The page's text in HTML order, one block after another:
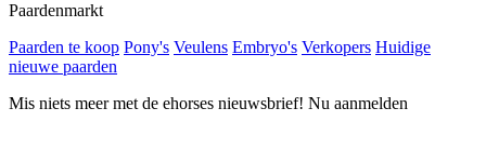
Paardenmarkt
Paarden te koop Pony's Veulens Embryo's Verkopers Huidige
nieuwe paarden
Mis niets meer met de ehorses nieuwsbrief! Nu aanmelden